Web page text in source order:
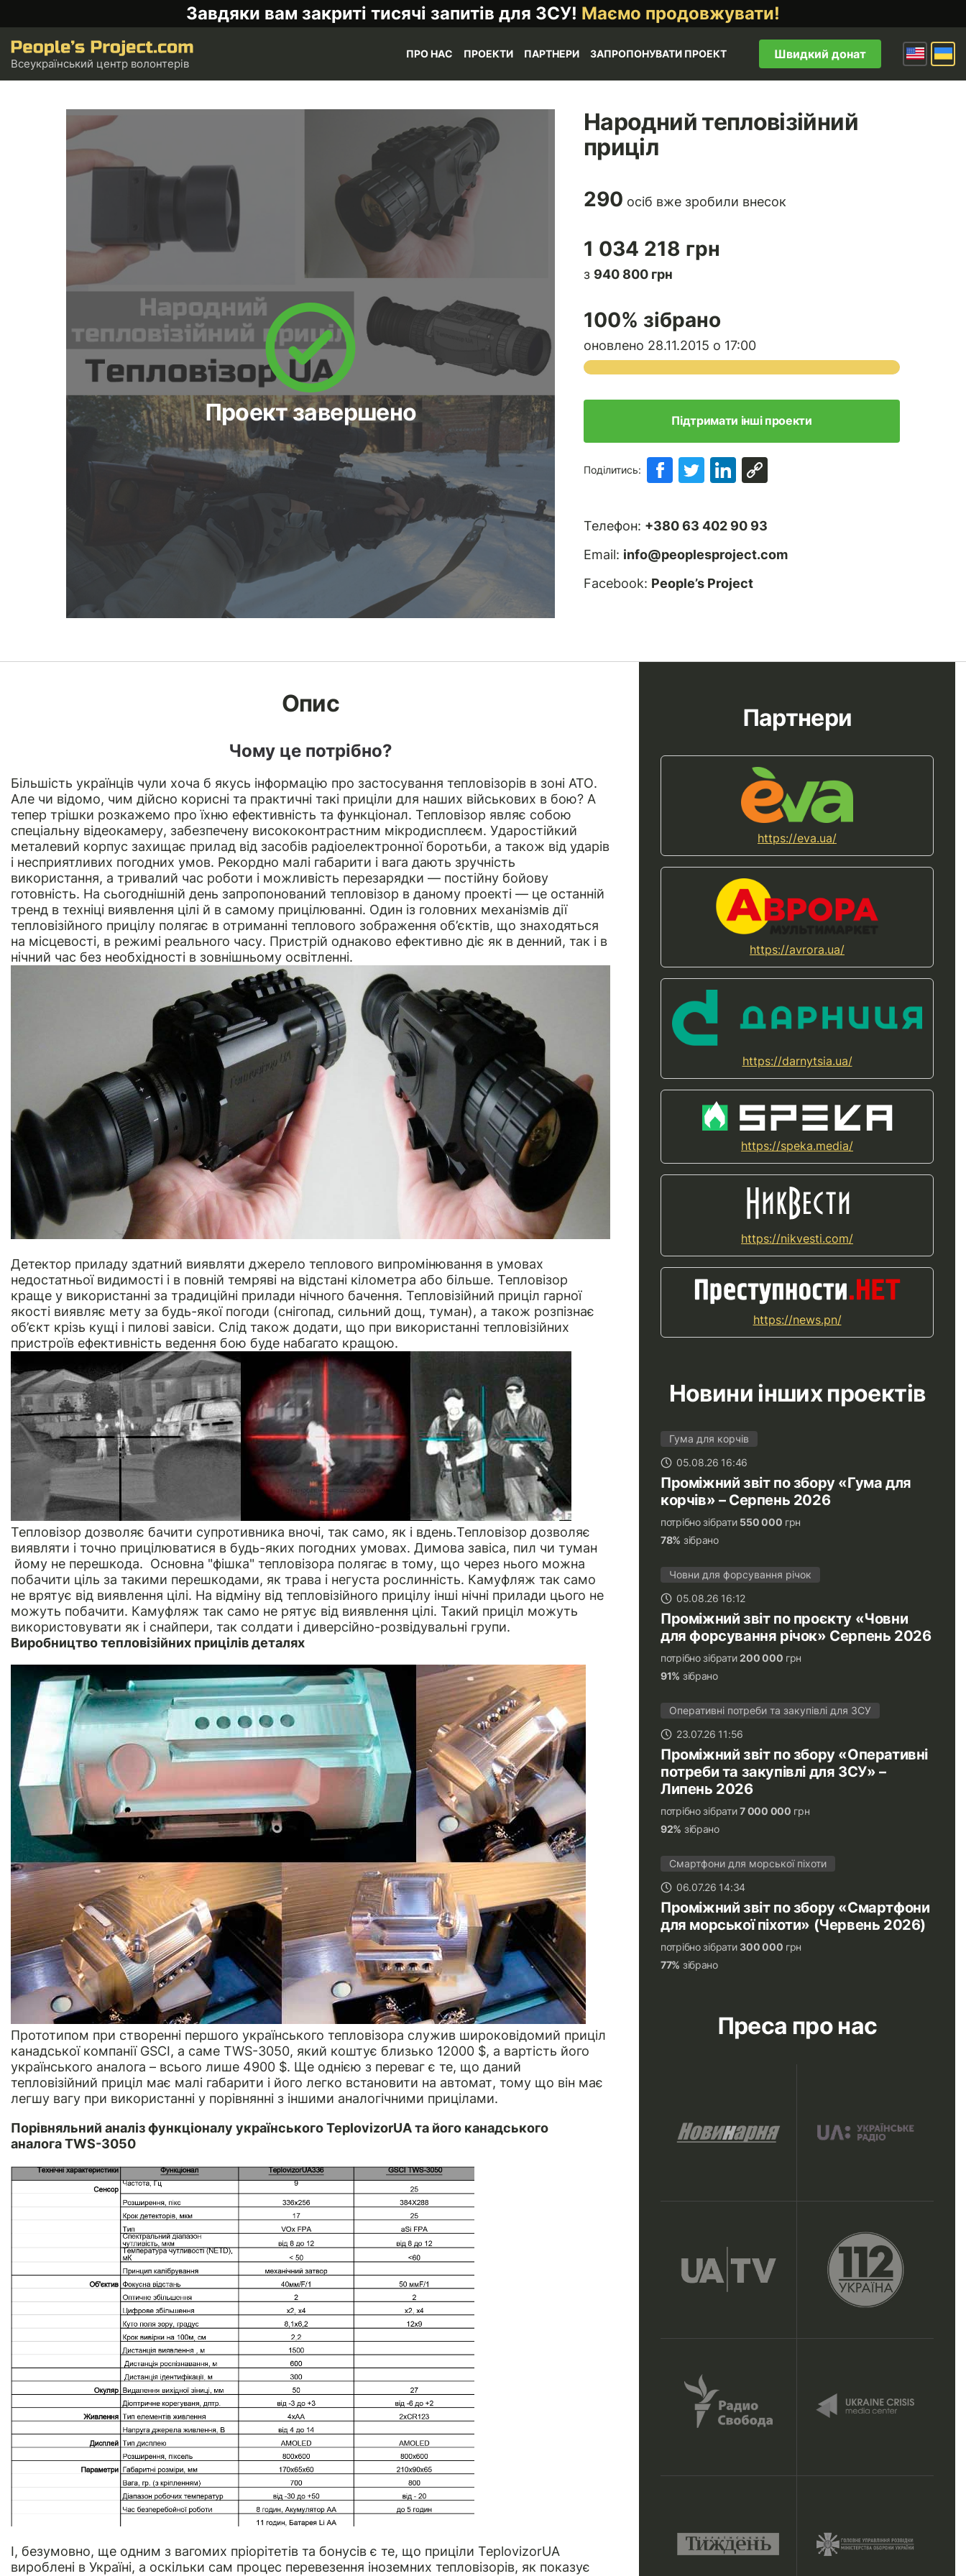
Завдяки вам закриті тисячі запитів для ЗСУ! Маємо продовжувати!
Всеукраїнський центр волонтерів
ПРО НАС ПРОЕКТИ ПАРТНЕРИ ЗАПРОПОНУВАТИ ПРОЕКТ Швидкий донат
Проект завершено
Народний тепловізійний
приціл
290 осіб вже зробили внесок
1 034 218 грн
з 940 800 грн
100% зібрано
оновлено 28.11.2015 о 17:00
Підтримати інші проекти
Поділитись:
Телефон: +380 63 402 90 93
Email: info@peoplesproject.com
Facebook: People’s Project
Опис
Чому це потрібно?
Більшість українців чули хоча б якусь інформацію про застосування тепловізорів в зоні АТО.
Але чи відомо, чим дійсно корисні та практичні такі приціли для наших військових в бою? А
тепер трішки розкажемо про їхню ефективність та функціонал. Тепловізор являє собою
спеціальну відеокамеру, забезпечену висококонтрастним мікродисплеєм. Ударостійкий
металевий корпус захищає прилад від засобів радіоелектронної боротьби, а також від ударів
і несприятливих погодних умов. Рекордно малі габарити і вага дають зручність
використання, а тривалий час роботи і можливість перезарядки — постійну бойову
готовність. На сьогоднішній день запропонований тепловізор в даному проекті — це останній
тренд в техніці виявлення цілі й в самому прицілюванні. Один із головних механізмів дії
тепловізійного прицілу полягає в отриманні теплового зображення об’єктів, що знаходяться
на місцевості, в режимі реального часу. Пристрій однаково ефективно діє як в денний, так і в
нічний час без необхідності в зовнішньому освітленні.
Детектор приладу здатний виявляти джерело теплового випромінювання в умовах
недостатньої видимості і в повній темряві на відстані кілометра або більше. Тепловізор
краще у використанні за традиційні прилади нічного бачення. Тепловізійний приціл гарної
якості виявляє мету за будь-якої погоди (снігопад, сильний дощ, туман), а також розпізнає
об’єкт крізь кущі і пилові завіси. Слід також додати, що при використанні тепловізійних
пристроїв ефективність ведення бою буде набагато кращою.
Тепловізор дозволяє бачити супротивника вночі, так само, як і вдень.Тепловізор дозволяє
виявляти і точно прицілюватися в будь-яких погодних умовах. Димова завіса, пил чи туман
йому не перешкода. Основна "фішка" тепловізора полягає в тому, що через нього можна
побачити ціль за такими перешкодами, як трава і негуста рослинність. Камуфляж так само
не врятує від виявлення цілі. На відміну від тепловізійного прицілу інші нічні прилади цього не
можуть побачити. Камуфляж так само не рятує від виявлення цілі. Такий приціл можуть
використовувати як і снайпери, так солдати і диверсійно-розвідувальні групи.
Виробництво тепловізійних прицілів деталях
Прототипом при створенні першого українського тепловізора служив широковідомий приціл
канадської компанії GSCI, а саме TWS-3050, який коштує близько 12000 $, а вартість його
українського аналога – всього лише 4900 $. Ще однією з переваг є те, що даний
тепловізійний приціл має малі габарити і його легко встановити на автомат, тому що він має
легшу вагу при використанні у порівнянні з іншими аналогічними прицілами.
Порівняльний аналіз функціоналу українського TeplovizorUA та його канадського
аналога TWS-3050
І, безумовно, ще одним з вагомих пріорітетів та бонусів є те, що приціли TeplovizorUA
вироблені в Україні, а оскільки сам процес перевезення іноземних тепловізорів, як показує
Партнери
https://eva.ua/
https://avrora.ua/
https://darnytsia.ua/
https://speka.media/
https://nikvesti.com/
https://news.pn/
Новини інших проектів
Гума для корчів
05.08.26 16:46
Проміжний звіт по збору «Гума для
корчів» – Серпень 2026
потрібно зібрати 550 000 грн
78% зібрано
Човни для форсування річок
05.08.26 16:12
Проміжний звіт по проєкту «Човни
для форсування річок» Серпень 2026
потрібно зібрати200 000 грн
91% зібрано
Оперативні потреби та закупівлі для ЗСУ
23.07.26 11:56
Проміжний звіт по збору «Оперативні
потреби та закупівлі для ЗСУ» –
Липень 2026
потрібно зібрати7 000 000 грн
92% зібрано
Смартфони для морської піхоти
06.07.26 14:34
Проміжний звіт по збору «Смартфони
для морської піхоти» (Червень 2026)
потрібно зібрати300 000 грн
77% зібрано
Преса про нас